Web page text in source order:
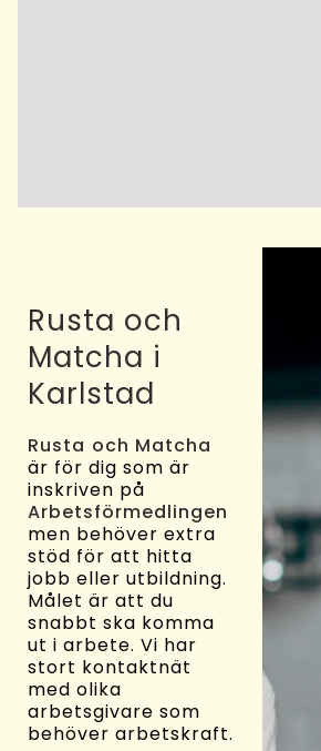
Rusta och
Matcha i
Karlstad
Rusta och Matcha
är för dig som är
inskriven på
Arbetsförmedlingen
men behöver extra
stöd för att hitta
jobb eller utbildning.
Målet är att du
snabbt ska komma
ut i arbete. Vi har
stort kontaktnät
med olika
arbetsgivare som
behöver arbetskraft.